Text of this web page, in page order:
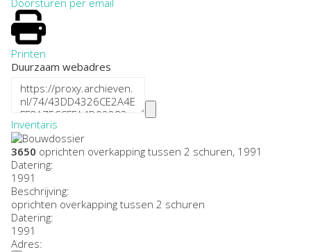
Printen
Duurzaam webadres
Inventaris
3650 oprichten overkapping tussen 2 schuren, 1991
Datering:
1991
Beschrijving:
oprichten overkapping tussen 2 schuren
Datering:
1991
Adres: